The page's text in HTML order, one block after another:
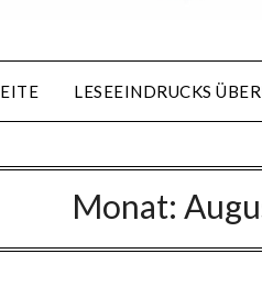
LESEEINDRUCKS
Monat: